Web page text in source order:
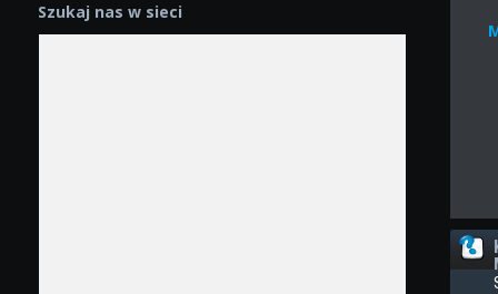
Szukaj nas w sieci